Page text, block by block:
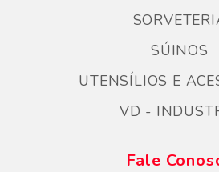
SÚINOS
UTENSÍLIOS E
VD -
Fale